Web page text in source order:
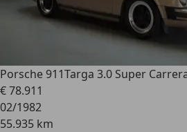
Porsche 911Targa 3.0 Super
€ 78.911
02/1982
55.935 km